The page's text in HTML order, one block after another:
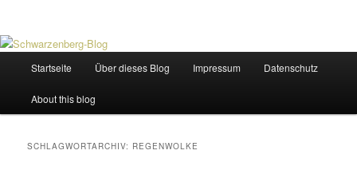
Startseite Über dieses Blog Impressum Datenschutz
About this blog
SCHLAGWORTARCHIV: REGENWOLKE